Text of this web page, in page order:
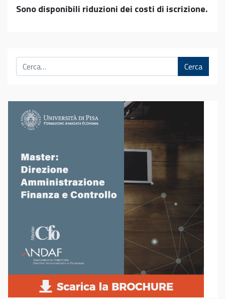
Sono disponibili riduzioni dei costi di iscrizione.
Cerca